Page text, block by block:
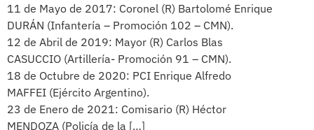
11 de Mayo de 2017: Coronel (R) Bartolomé Enrique
DURÁN (Infantería – Promoción 102 – CMN).
12 de Abril de 2019: Mayor (R) Carlos Blas
CASUCCIO (Artillería- Promoción 91 – CMN).
18 de Octubre de 2020: PCI Enrique Alfredo
MAFFEI (Ejército Argentino).
23 de Enero de 2021: Comisario (R) Héctor
MENDOZA (Policía de la […]